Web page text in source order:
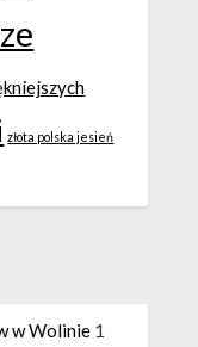
złota polska jesień
w Wolinie 1